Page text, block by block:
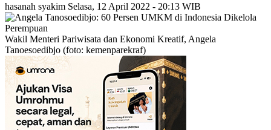
hasanah syakim Selasa, 12 April 2022 - 20:13 WIB
Wakil Menteri Pariwisata dan Ekonomi Kreatif, Angela
Tanoesoedibjo (foto: kemenparekraf)